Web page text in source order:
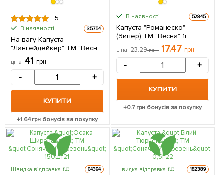
5
В наявності. 35754
На вагу Капуста
"Лангейдейкер" ТМ "Весна"
ціна за 6г
ціна 41 грн
- +
КУПИТИ
+1.64грн бонусів за покупку
В наявності. 52845
Капуста "Романеско"
(Зипер) ТМ "Весна" 1г
ціна 23.29грн 17.47 грн
- +
КУПИТИ
+0.7грн бонусів за покупку
Швидка відправка 64394 Швидка відправка 182389